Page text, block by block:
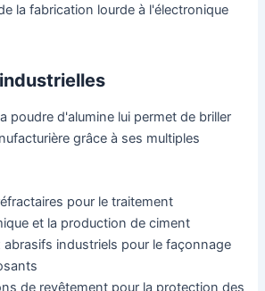
la fabrication lourde à l'électronique
poudre d'alumine lui permet de briller
grâce à ses multiples
pour le traitement
et la production de ciment
abrasifs industriels pour le façonnage
de revêtement pour la protection des